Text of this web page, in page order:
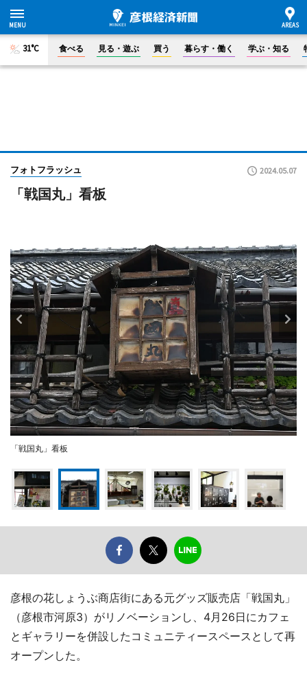
31°C 食べる 見る・遊ぶ 買う 暮らす・働く 学ぶ・知る
フォトフラッシュ 2024.05.07
「戦国丸」看板
「戦国丸」看板
彦根の花しょうぶ商店街にある元グッズ販売店「戦国丸」
（彦根市河原3）がリノベーションし、4月26日にカフェ
とギャラリーを併設したコミュニティースペースとして再
オープンした。